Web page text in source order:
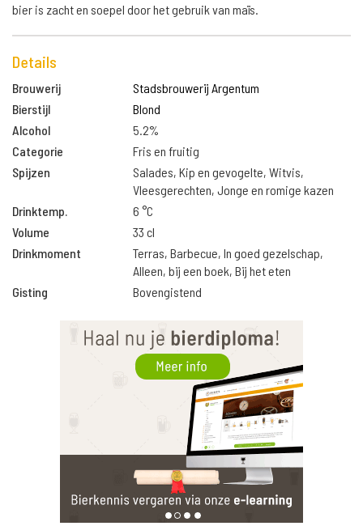
bier is zacht en soepel door het gebruik van maïs.
Details
Brouwerij
Stadsbrouwerij Argentum
Bierstijl
Blond
Alcohol
5.2%
Categorie
Fris en fruitig
Spijzen
Salades, Kip en gevogelte, Witvis,
Vleesgerechten, Jonge en romige kazen
Drinktemp.
6 °C
Volume
33 cl
Drinkmoment
Terras, Barbecue, In goed gezelschap,
Alleen, bij een boek, Bij het eten
Gisting
Bovengistend